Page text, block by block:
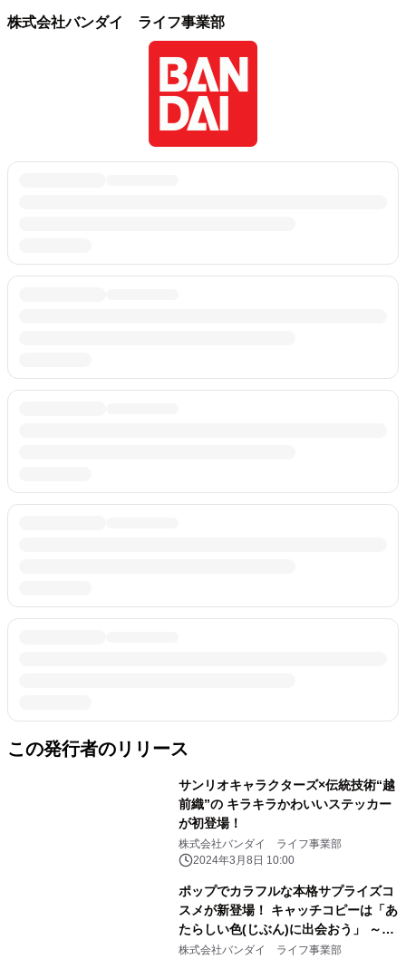
株式会社バンダイ ライフ事業部
この発行者のリリース
サンリオキャラクターズ×伝統技術“越
前織”の キラキラかわいいステッカー
が初登場！
株式会社バンダイ ライフ事業部
2024年3月8日 10:00
ポップでカラフルな本格サプライズコ
スメが新登場！ キャッチコピーは「あ
たらしい色(じぶん)に出会おう」 ～第
1弾は「サンリオ」「おジャ魔女どれ
株式会社バンダイ ライフ事業部